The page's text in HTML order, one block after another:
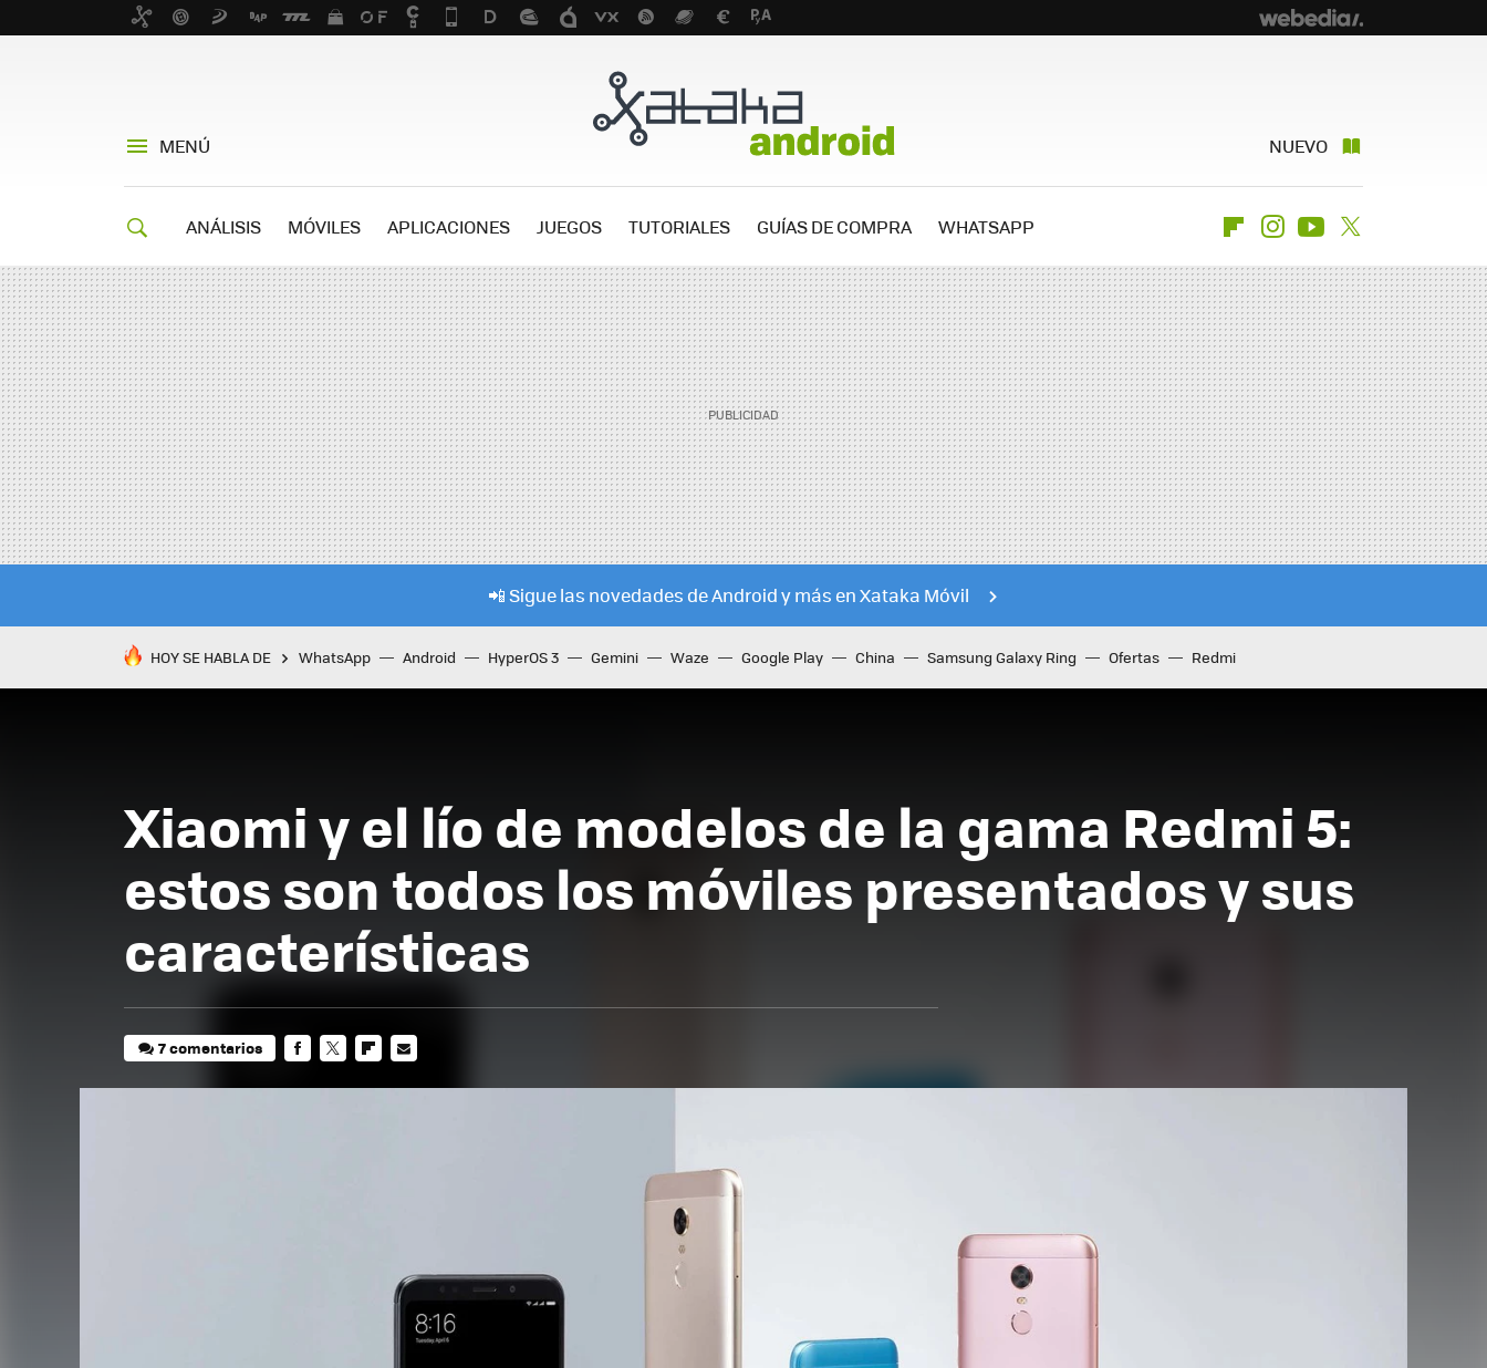
MENÚ NUEVO
ANÁLISIS MÓVILES APLICACIONES JUEGOS TUTORIALES GUÍAS DE COMPRA WHATSAPP FlipboardInstagramYoutube
📲 Sigue las novedades de Android y más en Xataka Móvil
HOY SE HABLA DE WhatsApp Android HyperOS 3 Gemini Waze Google Play China Samsung Galaxy Ring Ofertas Redmi
Xiaomi y el lío de modelos de la gama Redmi 5:
estos son todos los móviles presentados y sus
características
7 comentarios